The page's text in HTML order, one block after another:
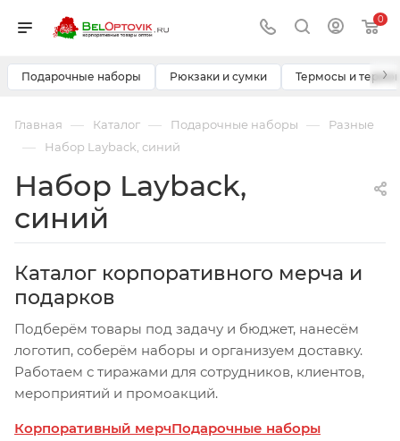
0
Подарочные наборы Рюкзаки и сумки Термосы и ›
Главная — Каталог — Подарочные наборы — Разные
— Набор Layback, синий
Набор Layback,
синий
Каталог корпоративного мерча и
подарков
Подберём товары под задачу и бюджет, нанесём
логотип, соберём наборы и организуем доставку.
Работаем с тиражами для сотрудников, клиентов,
мероприятий и промоакций.
Корпоративный мерчПодарочные наборы